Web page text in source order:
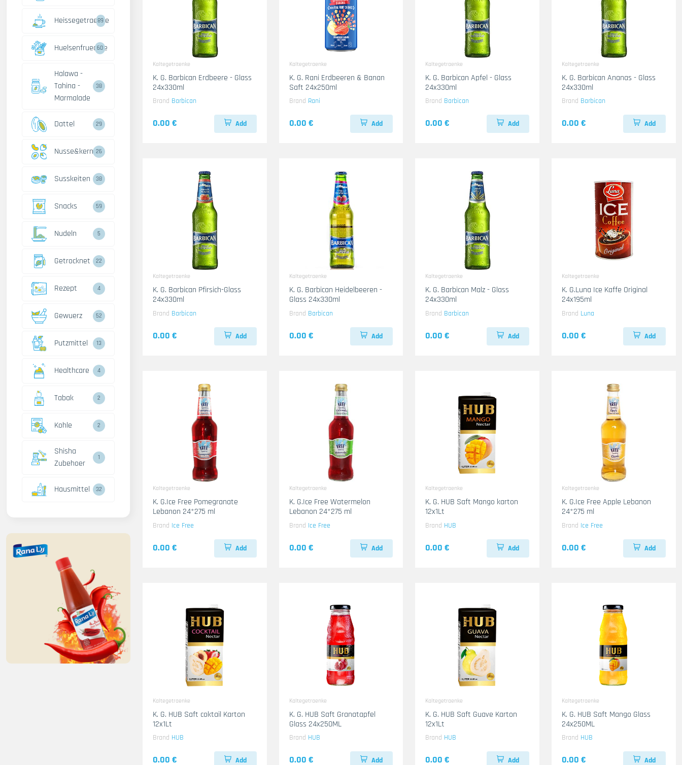
Heissegetraenke
89
Huelsenfruechte
60
Halawa -
Tahina -
Marmalade
38
Dattel 29
Nusse&kerne26
Susskeiten 38
Snacks 59
Nudeln 5
Getrocknet 22
Rezept 4
Gewuerz 52
Putzmittel 13
Healthcare 4
Tabak 2
Kohle 2
Shisha
Zubehoer
1
Hausmittel 32
Kaltegetraenke
K. G. Barbican Erdbeere - Glass
24x330ml
Brand Barbican
0.00 € Add
Kaltegetraenke
K. G. Rani Erdbeeren & Banan
Saft 24x250ml
Brand Rani
0.00 € Add
Kaltegetraenke
K. G. Barbican Apfel - Glass
24x330ml
Brand Barbican
0.00 € Add
Kaltegetraenke
K. G. Barbican Ananas - Glass
24x330ml
Brand Barbican
0.00 € Add
Kaltegetraenke
K. G. Barbican Pfirsich-Glass
24x330ml
Brand Barbican
0.00 € Add
Kaltegetraenke
K. G. Barbican Heidelbeeren -
Glass 24x330ml
Brand Barbican
0.00 € Add
Kaltegetraenke
K. G. Barbican Malz - Glass
24x330ml
Brand Barbican
0.00 € Add
Kaltegetraenke
K. G.Luna Ice Kaffe Original
24x195ml
Brand Luna
0.00 € Add
Kaltegetraenke
K. G.Ice Free Pomegranate
Lebanon 24*275 ml
Brand Ice Free
0.00 € Add
Kaltegetraenke
K. G.Ice Free Watermelon
Lebanon 24*275 ml
Brand Ice Free
0.00 € Add
Kaltegetraenke
K. G. HUB Saft Mango karton
12x1Lt
Brand HUB
0.00 € Add
Kaltegetraenke
K. G.Ice Free Apple Lebanon
24*275 ml
Brand Ice Free
0.00 € Add
Kaltegetraenke
K. G. HUB Saft coktail Karton
12x1Lt
Brand HUB
0.00 € Add
Kaltegetraenke
K. G. HUB Saft Granatapfel
Glass 24x250ML
Brand HUB
0.00 € Add
Kaltegetraenke
K. G. HUB Saft Guave Karton
12x1Lt
Brand HUB
0.00 € Add
Kaltegetraenke
K. G. HUB Saft Mango Glass
24x250ML
Brand HUB
0.00 € Add